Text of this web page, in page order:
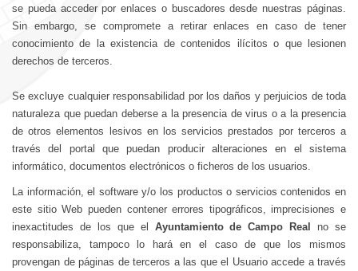
se pueda acceder por enlaces o buscadores desde nuestras páginas.
Sin embargo, se compromete a retirar enlaces en caso de tener
conocimiento de la existencia de contenidos ilícitos o que lesionen
derechos de terceros.
Se excluye cualquier responsabilidad por los daños y perjuicios de toda
naturaleza que puedan deberse a la presencia de virus o a la presencia
de otros elementos lesivos en los servicios prestados por terceros a
través del portal que puedan producir alteraciones en el sistema
informático, documentos electrónicos o ficheros de los usuarios.
La información, el software y/o los productos o servicios contenidos en
este sitio Web pueden contener errores tipográficos, imprecisiones e
inexactitudes de los que el Ayuntamiento de Campo Real
no se
responsabiliza, tampoco lo hará en el caso de que los mismos
provengan de páginas de terceros a las que el Usuario accede a través